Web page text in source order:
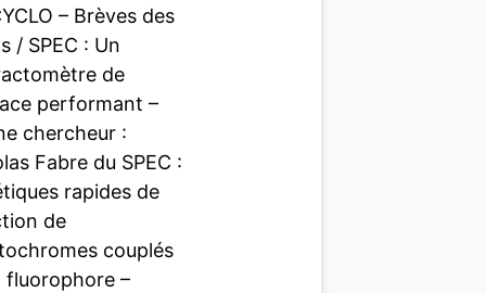
– Brèves des
/ SPEC : Un
de
performant –
chercheur :
Fabre du SPEC :
rapides de
de
couplés
fluorophore –